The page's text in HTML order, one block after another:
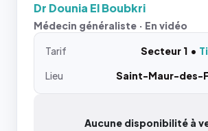
Dr Dounia El Boubkri
Médecin généraliste · En vidéo
Tarif Secteur 1
Lieu
Saint-Maur-des-
Aucune disponibilité à